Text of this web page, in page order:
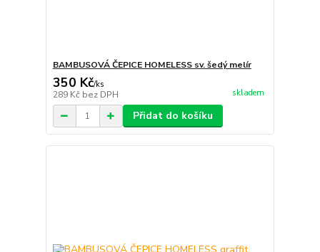
BAMBUSOVÁ ČEPICE HOMELESS sv. šedý melír
350 Kč/ks
289 Kč bez DPH skladem
Přidat do košíku